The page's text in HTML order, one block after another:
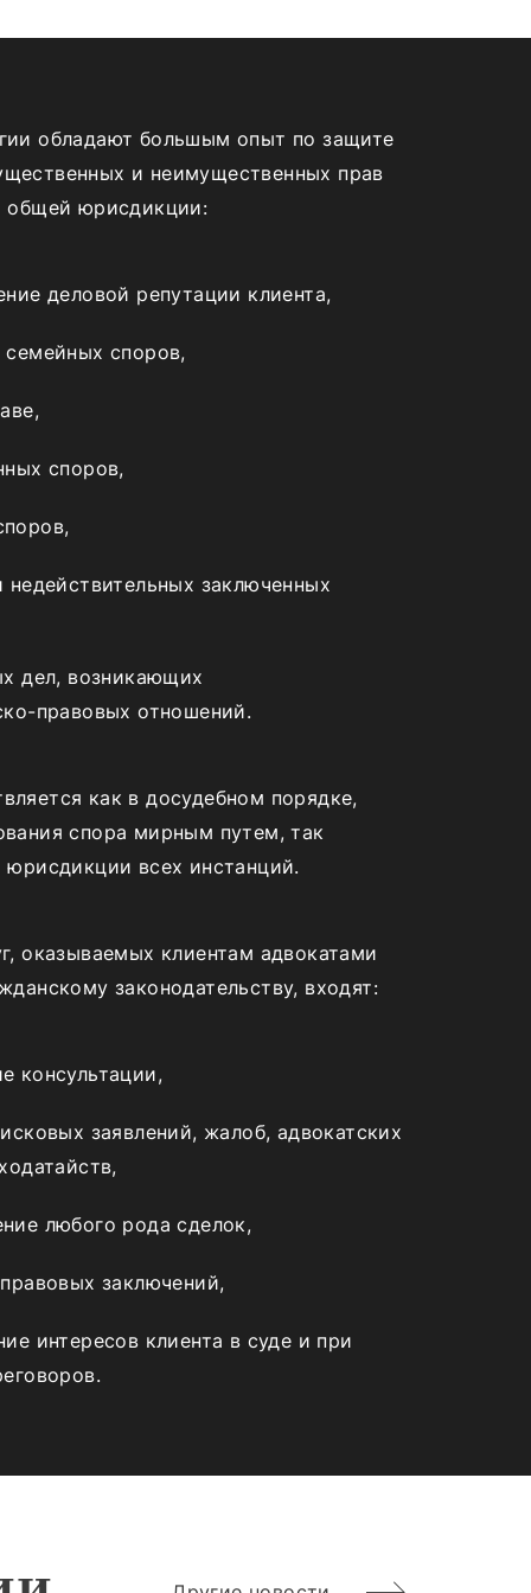
обладают большым опыт по защите
и неимущественных прав
общей юрисдикции:
деловой репутации клиента,
споров,
споров,
недействительных заключенных
дел, возникающих
правовых отношений.
как в досудебном порядке,
спора мирным путем, так
всех инстанций.
оказываемых клиентам адвокатами
законодательству, входят:
консультации,
заявлений, жалоб, адвокатских
любого рода сделок,
заключений,
интересов клиента в суде и при